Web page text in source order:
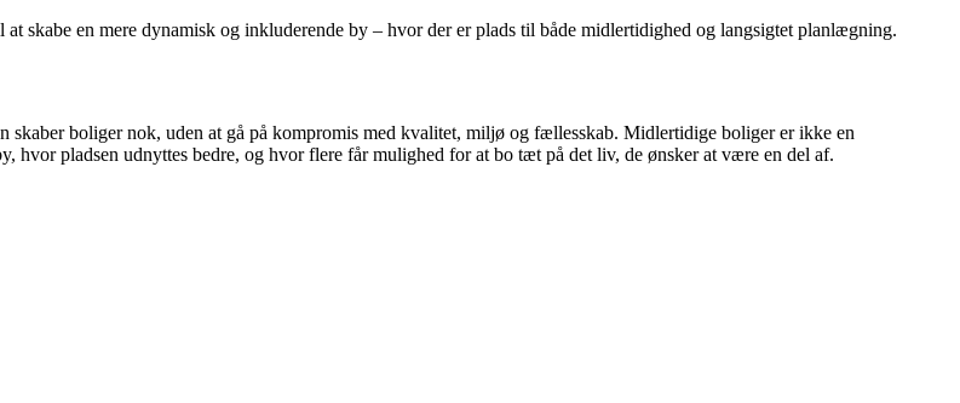
skabe en mere dynamisk og inkluderende by – hvor der er plads til både midlertidighed og langsigtet planlægning.
skaber boliger nok, uden at gå på kompromis med kvalitet, miljø og fællesskab. Midlertidige boliger er ikke en
pladsen udnyttes bedre, og hvor flere får mulighed for at bo tæt på det liv, de ønsker at være en del af.